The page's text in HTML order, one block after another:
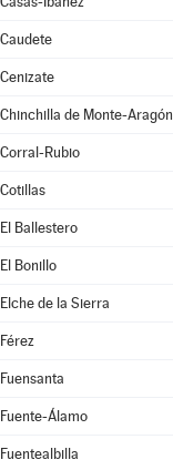
Caudete
Cenizate
Chinchilla de Monte-Aragón
Corral-Rubio
Cotillas
El Ballestero
El Bonillo
Elche de la Sierra
Férez
Fuensanta
Fuente-Álamo
Fuentealbilla